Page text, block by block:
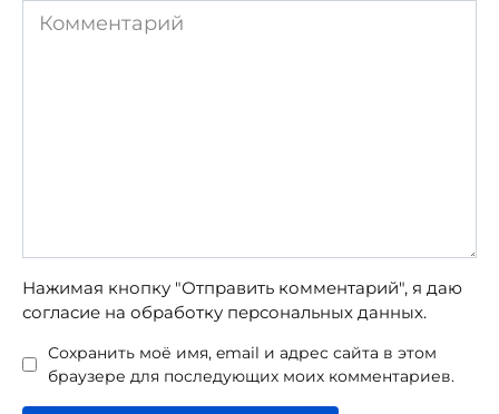
Комментарий
Нажимая кнопку "Отправить комментарий", я даю
согласие на обработку персональных данных.
Сохранить моё имя, email и адрес сайта в этом
браузере для последующих моих комментариев.